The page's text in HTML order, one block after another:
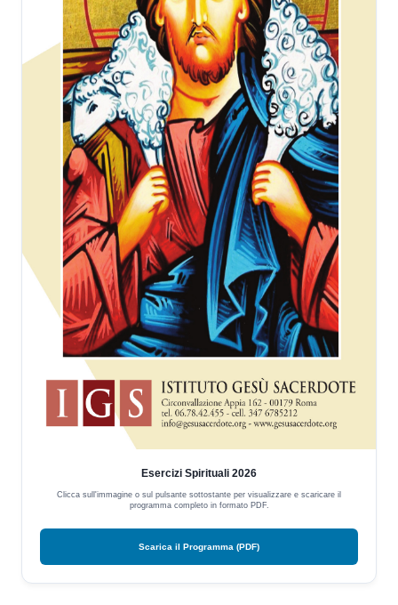
Esercizi Spirituali 2026
Clicca sull'immagine o sul pulsante sottostante per visualizzare e scaricare il
programma completo in formato PDF.
Scarica il Programma (PDF)